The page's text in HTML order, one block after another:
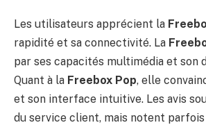
Les utilisateurs apprécient la
rapidité et sa connectivité. La
par ses capacités multimédia et son
Quant à la Freebox Pop, elle
et son interface intuitive. Les avis
du service client, mais notent